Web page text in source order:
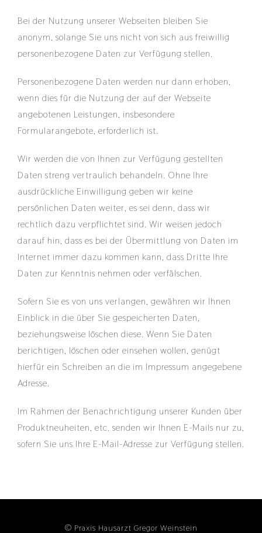
Bei der Nutzung unserer Webseiten bleiben Sie
anonym, solange Sie uns nicht von sich aus freiwillig
personenbezogene Daten zur Verfügung stellen.
Personenbezogene Daten werden nur dann erhoben,
wenn dies für die Nutzung der auf der Webseite
angebotenen Leistungen, insbesondere
Formularangebote, erforderlich ist.
Wir werden die von Ihnen zur Verfügung gestellten
Daten streng vertraulich behandeln. Ohne Ihre
ausdrückliche Einwilligung geben wir keine
persönlichen Daten weiter, es sei denn, dass wir
rechtlich dazu verpflichtet sind. Wir weisen jedoch
darauf hin, dass es bei der Übermittlung von Daten im
Internet immer dazu kommen kann, dass Dritte Ihre
Daten zur Kenntnis nehmen oder verfälschen.
Sofern Sie es von uns verlangen, gewähren wir Ihnen
Einblick in die über Sie gespeicherten Daten,
beziehungsweise löschen diese. Wenn Sie Daten
berichtigen, löschen oder einsehen wollen, genügt
hierfür ein Schreiben an die im Impressum angegebene
Adresse.
Im Rahmen der Benachrichtigung unserer Kunden über
Produktneuheiten, etc. senden wir Ihnen E-Mails nur zu,
sofern Sie uns Ihre E-Mail-Adresse zur Verfügung stellen.
© Praxis Hausarzt Gregor Weinstein